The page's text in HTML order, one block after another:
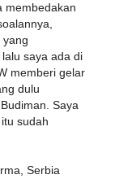
membedakan
yang
saya ada di
memberi gelar
dulu
Saya
sudah
Serbia